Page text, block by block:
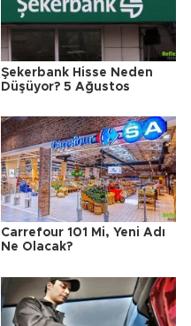
Şekerbank Hisse Neden
Düşüyor? 5 Ağustos
Carrefour 101 Mi, Yeni Adı
Ne Olacak?